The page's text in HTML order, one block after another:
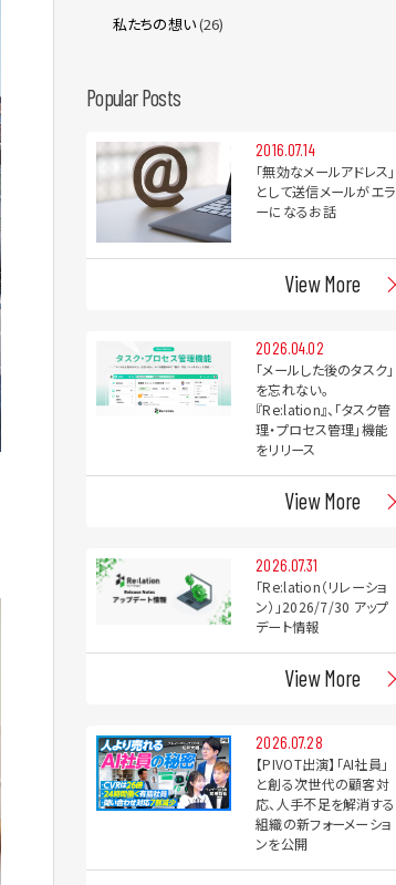
私たちの想い(26)
Popular Posts
2016.07.14
「無効なメールアドレス」
として送信メールがエラ
ーになるお話
View More
2026.04.02
「メールした後のタスク」
を忘れない。
『Re:lation』、「タスク管
理・プロセス管理」機能
をリリース
View More
2026.07.31
「Re:lation（リレーショ
ン）」2026/7/30 アップ
デート情報
View More
2026.07.28
【PIVOT出演】「AI社員」
と創る次世代の顧客対
応、人手不足を解消する
組織の新フォーメーショ
ンを公開